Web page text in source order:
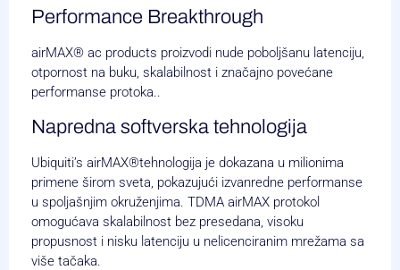
Performance Breakthrough
airMAX® ac products proizvodi nude poboljšanu latenciju,
otpornost na buku, skalabilnost i značajno povećane
performanse protoka..
Napredna softverska tehnologija
Ubiquiti’s airMAX®tehnologija je dokazana u milionima
primene širom sveta, pokazujući izvanredne performanse
u spoljašnjim okruženjima. TDMA airMAX protokol
omogućava skalabilnost bez presedana, visoku
propusnost i nisku latenciju u nelicenciranim mrežama sa
više tačaka.